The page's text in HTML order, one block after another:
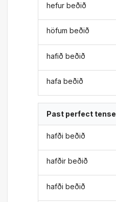
hefur beðið
höfum beðið
hafið beðið
hafa beðið
Past perfect tense
hafði beðið
hafðir beðið
hafði beðið